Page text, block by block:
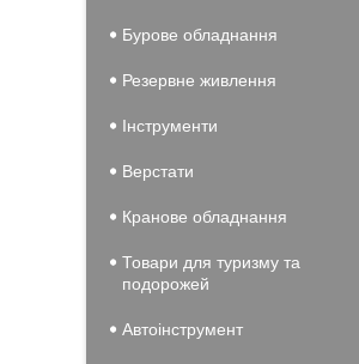
Бурове обладнання
Резервне живлення
Інструменти
Верстати
Кранове обладнання
Товари для туризму та
подорожей
Автоінструмент